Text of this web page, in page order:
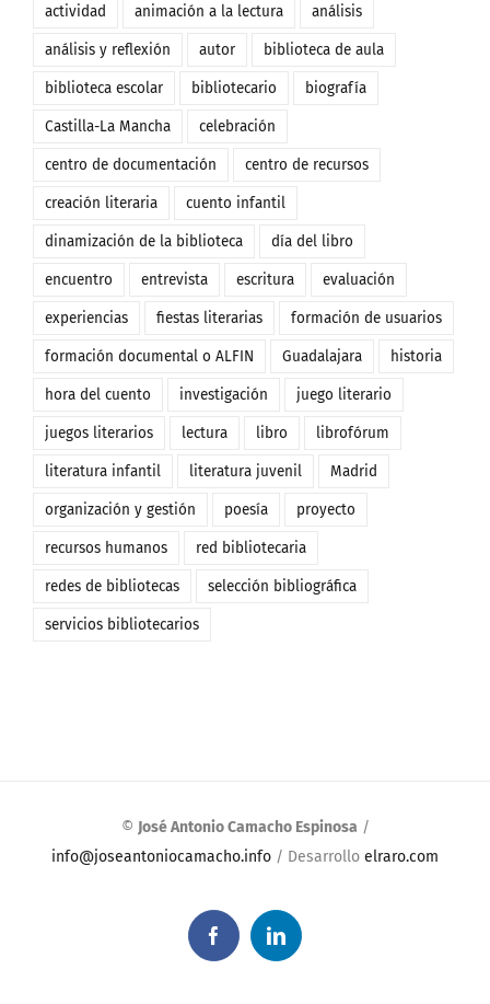
actividad animación a la lectura análisis
análisis y reflexión autor biblioteca de aula
biblioteca escolar bibliotecario biografía
Castilla-La Mancha celebración
centro de documentación centro de recursos
creación literaria cuento infantil
dinamización de la biblioteca día del libro
encuentro entrevista escritura evaluación
experiencias fiestas literarias formación de usuarios
formación documental o ALFIN Guadalajara historia
hora del cuento investigación juego literario
juegos literarios lectura libro librofórum
literatura infantil literatura juvenil Madrid
organización y gestión poesía proyecto
recursos humanos red bibliotecaria
redes de bibliotecas selección bibliográfica
servicios bibliotecarios
© José Antonio Camacho Espinosa /
info@joseantoniocamacho.info / Desarrollo elraro.com
FacebookLinkedIn